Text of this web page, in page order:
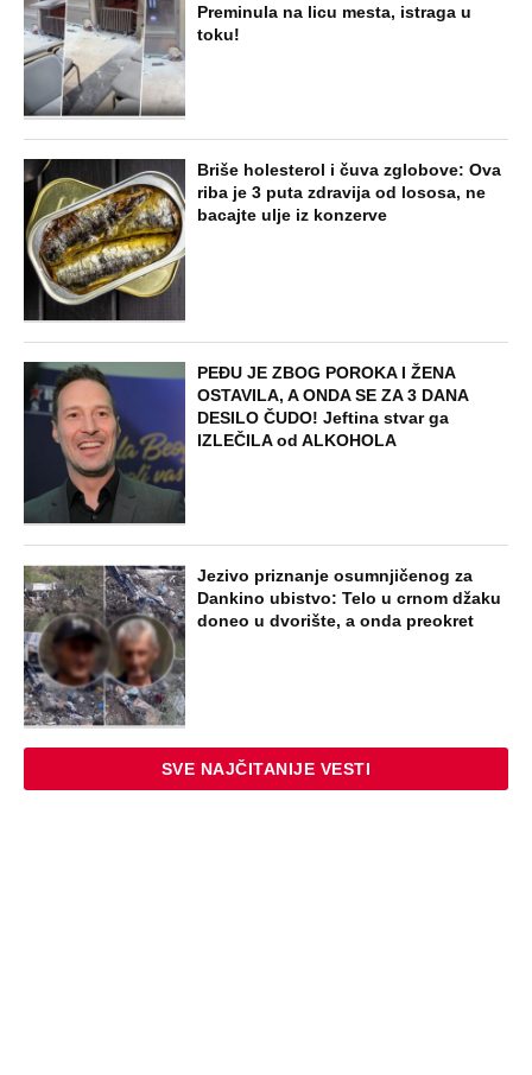
Preminula na licu mesta, istraga u
toku!
Briše holesterol i čuva zglobove: Ova
riba je 3 puta zdravija od lososa, ne
bacajte ulje iz konzerve
PEĐU JE ZBOG POROKA I ŽENA
OSTAVILA, A ONDA SE ZA 3 DANA
DESILO ČUDO! Jeftina stvar ga
IZLEČILA od ALKOHOLA
Jezivo priznanje osumnjičenog za
Dankino ubistvo: Telo u crnom džaku
doneo u dvorište, a onda preokret
SVE NAJČITANIJE VESTI